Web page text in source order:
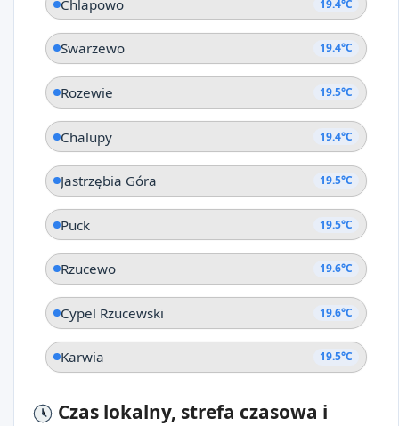
Chlapowo 19.4°C
Swarzewo 19.4°C
Rozewie 19.5°C
Chalupy 19.4°C
Jastrzębia Góra 19.5°C
Puck 19.5°C
Rzucewo 19.6°C
Cypel Rzucewski 19.6°C
Karwia 19.5°C
Czas lokalny, strefa czasowa i